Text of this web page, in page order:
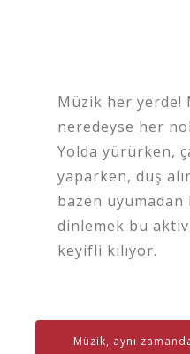
Müzik her yerde!
neredeyse her
Yolda yürürken,
yaparken, duş
bazen
dinlemek bu
keyifli kılıyor.
Müzik, aynı